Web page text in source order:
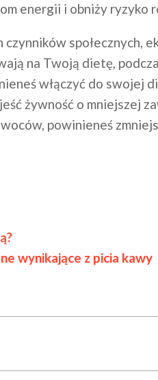
energii i obniży ryzyko
społecznych,
na Twoją dietę,
włączyć do swojej
żywność o mniejszej
powinieneś
wynikające z picia kawy